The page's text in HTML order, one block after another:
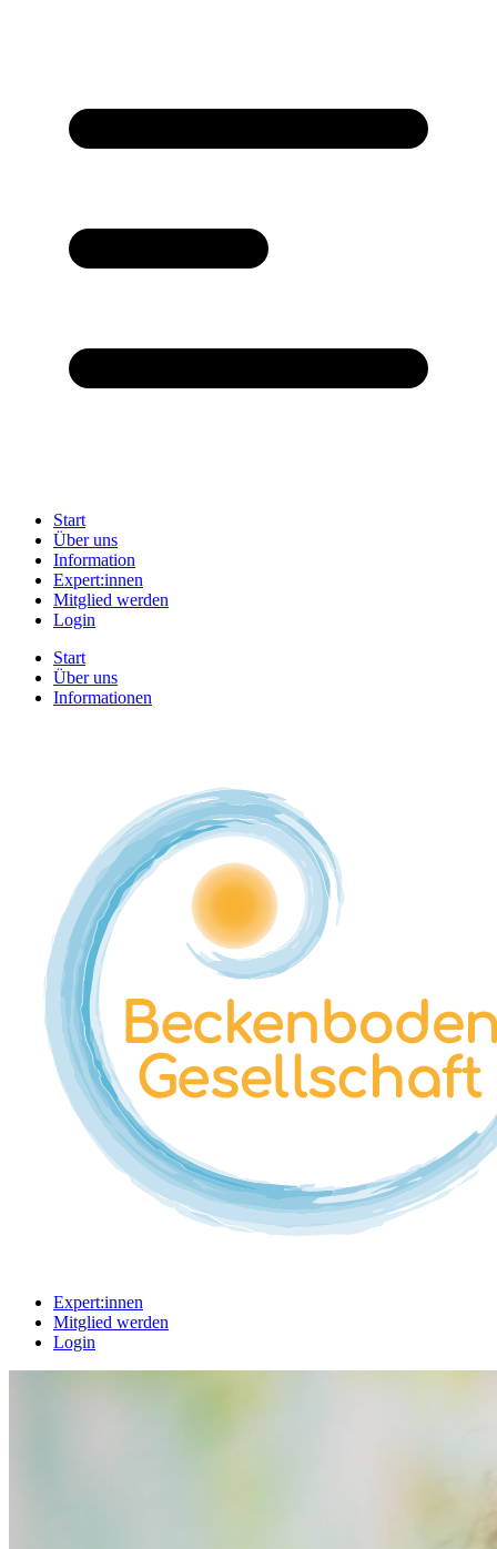
Start
Über uns
Information
Expert:innen
Mitglied werden
Login
Start
Über uns
Informationen
Expert:innen
Mitglied werden
Login